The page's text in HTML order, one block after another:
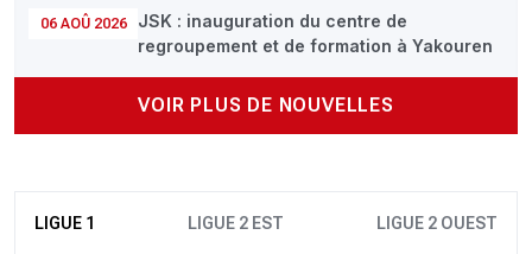
06 AOÛ 2026
JSK : inauguration du centre de
regroupement et de formation à Yakouren
VOIR PLUS DE NOUVELLES
LIGUE 1 LIGUE 2 EST LIGUE 2 OUEST